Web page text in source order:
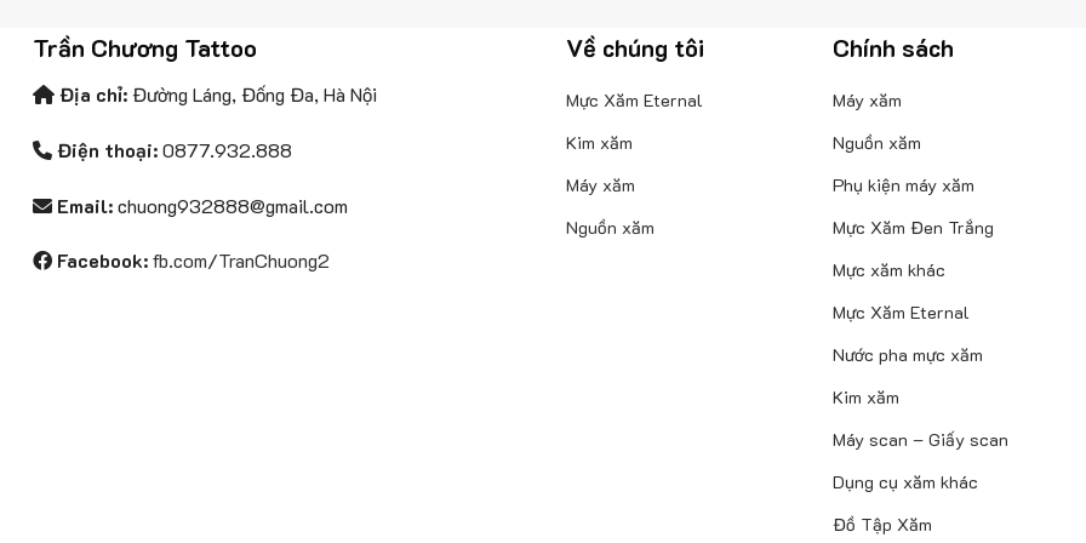
Trần Chương Tattoo
Địa chỉ: Đường Láng, Đống Đa, Hà Nội
Điện thoại:0877.932.888
Email:chuong932888@gmail.com
Facebook:fb.com/TranChuong2
Về chúng tôi
Mực Xăm Eternal
Kim xăm
Máy xăm
Nguồn xăm
Chính sách
Máy xăm
Nguồn xăm
Phụ kiện máy xăm
Mực Xăm Đen Trắng
Mực xăm khác
Mực Xăm Eternal
Nước pha mực xăm
Kim xăm
Máy scan – Giấy scan
Dụng cụ xăm khác
Đồ Tập Xăm